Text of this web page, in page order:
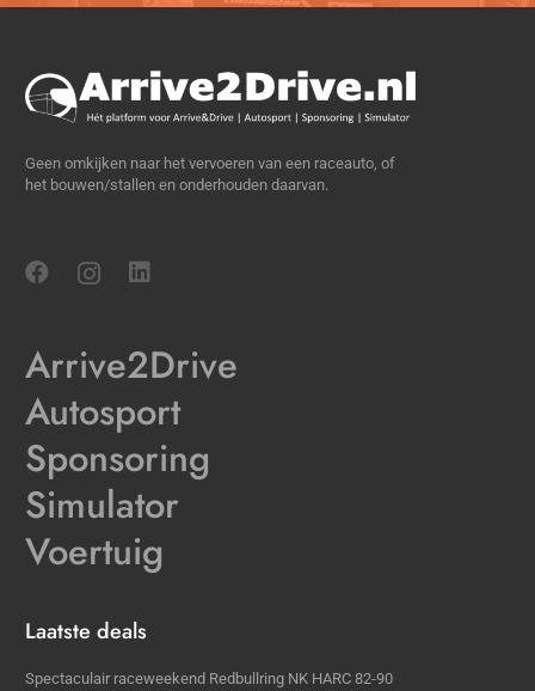
Geen omkijken naar het vervoeren van een raceauto, of
het bouwen/stallen en onderhouden daarvan.
Arrive2Drive
Autosport
Sponsoring
Simulator
Voertuig
Laatste deals
Spectaculair raceweekend Redbullring NK HARC 82-90